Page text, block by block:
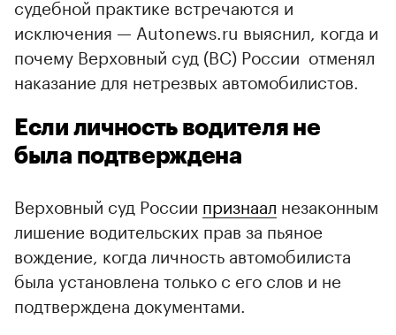
судебной практике встречаются и
исключения — Autonews.ru выяснил, когда и
почему Верховный суд (ВС) России отменял
наказание для нетрезвых автомобилистов.
Если личность водителя не
была подтверждена
Верховный суд России признаал незаконным
лишение водительских прав за пьяное
вождение, когда личность автомобилиста
была установлена только с его слов и не
подтверждена документами.